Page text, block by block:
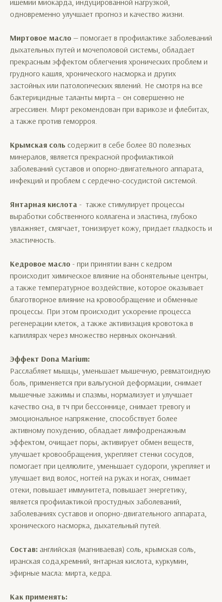
ишемии миокарда, индуцированной нагрузкой,
одновременно улучшает прогноз и качество жизни.
Миртовое масло — помогает в профилактике заболеваний
дыхательных путей и мочеполовой системы, обладает
прекрасным эффектом облегчения хронических проблем и
грудного кашля, хронического насморка и других
застойных или патологических явлений. Не смотря на все
бактерицидные таланты мирта – он совершенно не
агрессивен. Мирт рекомендован при варикозе и флебитах,
а также против геморроя.
Крымская соль содержит в себе более 80 полезных
минералов, является прекрасной профилактикой
заболеваний суставов и опорно-двигательного аппарата,
инфекций и проблем с сердечно-сосудистой системой.
Янтарная кислота - также стимулирует процессы
выработки собственного коллагена и эластина, глубоко
увлажняет, смягчает, тонизирует кожу, придает гладкость и
эластичность.
Кедровое масло - при принятии ванн с кедром
происходит химическое влияние на обонятельные центры,
а также температурное воздействие, которое оказывает
благотворное влияние на кровообращение и обменные
процессы. При этом происходит ускорение процесса
регенерации клеток, а также активизация кровотока в
капиллярах через множество нервных окончаний.
Эффект Dona Marium:
Расслабляет мышцы, уменьшает мышечную, ревматоидную
боль, применяется при вальгусной деформации, снимает
мышечные зажимы и спазмы, нормализует и улучшает
качество сна, в тч при бессоннице, снимает тревогу и
эмоциональное напряжение, способствует более
активному похудению, обладает лимфодренажным
эффектом, очищает поры, активирует обмен веществ,
улучшает кровообращения, укрепляет стенки сосудов,
помогает при целлюлите, уменьшает судороги, укрепляет и
улучшает вид волос, ногтей на руках и ногах, снимает
отеки, повышает иммунитета, повышает энергетику,
является профилактикой простудных заболеваний,
заболеваниях суставов и опорно-двигательного аппарата,
хронического насморка, дыхательный путей.
Состав: английская (магниваевая) соль, крымская соль,
иранская сода,кремний, янтарная кислота, куркумин,
эфирные масла: мирта, кедра.
Как применять: